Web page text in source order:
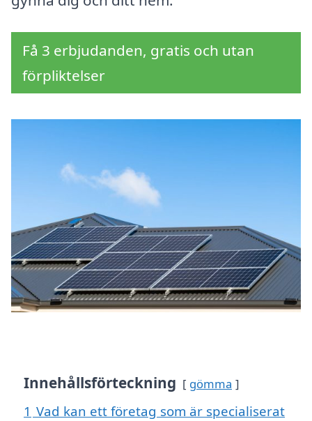
Få 3 erbjudanden, gratis och utan
förpliktelser
Innehållsförteckning gömma
1 Vad kan ett företag som är specialiserat